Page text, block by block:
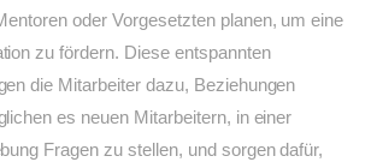
oder Vorgesetzten planen, um eine
zu fördern. Diese entspannten
die Mitarbeiter dazu, Beziehungen
es neuen Mitarbeitern, in einer
Fragen zu stellen, und sorgen dafür,